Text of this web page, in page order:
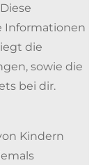
Informationen
die
sowie die
bei dir.
Kindern